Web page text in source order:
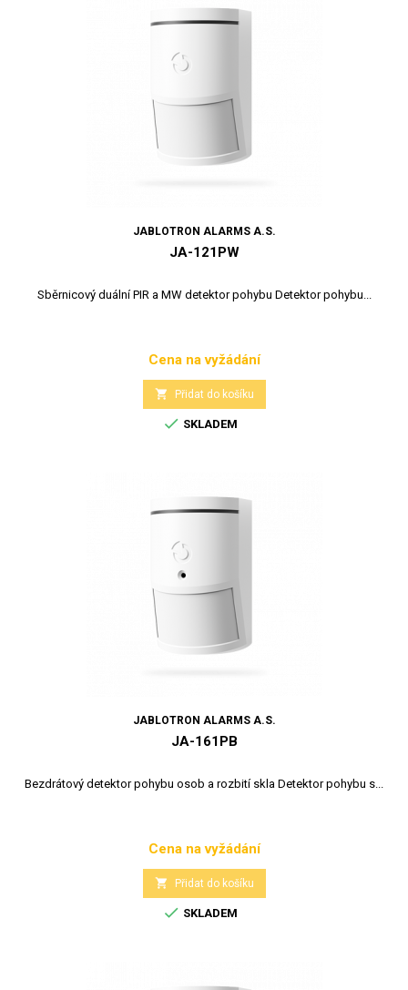
JABLOTRON ALARMS A.S.
JA-121PW
Sběrnicový duální PIR a MW detektor pohybu Detektor pohybu...
Cena
Cena na vyžádání
 Přidat do košíku
 SKLADEM
JABLOTRON ALARMS A.S.
JA-161PB
Bezdrátový detektor pohybu osob a rozbití skla Detektor pohybu s...
Cena
Cena na vyžádání
 Přidat do košíku
 SKLADEM